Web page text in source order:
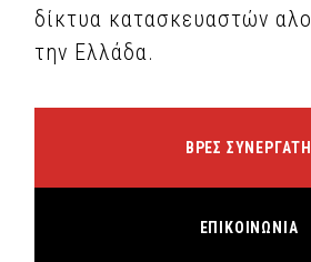
δίκτυα κατασκευαστών
την Ελλάδα.
ΒΡΕΣ ΣΥΝΕΡΓΑΤΗ
ΕΠΙΚΟΙΝΩΝΙΑ